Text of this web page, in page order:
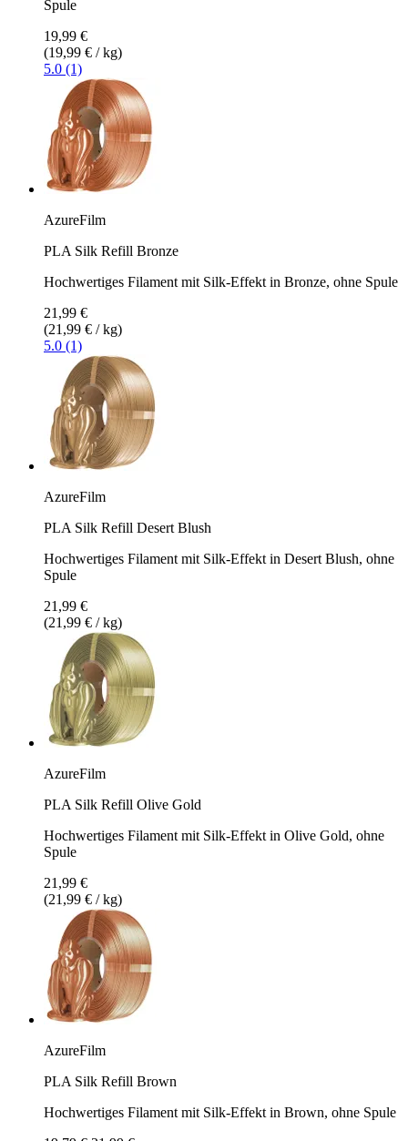
Spule
19,99 €
(19,99 € / kg)
5.0 (1)
AzureFilm
PLA Silk Refill Bronze
Hochwertiges Filament mit Silk-Effekt in Bronze, ohne Spule
21,99 €
(21,99 € / kg)
5.0 (1)
AzureFilm
PLA Silk Refill Desert Blush
Hochwertiges Filament mit Silk-Effekt in Desert Blush, ohne
Spule
21,99 €
(21,99 € / kg)
AzureFilm
PLA Silk Refill Olive Gold
Hochwertiges Filament mit Silk-Effekt in Olive Gold, ohne
Spule
21,99 €
(21,99 € / kg)
AzureFilm
PLA Silk Refill Brown
Hochwertiges Filament mit Silk-Effekt in Brown, ohne Spule